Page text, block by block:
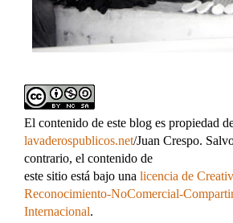
El contenido de este blog es propiedad
lavaderospublicos.net/Juan Crespo.
contrario, el contenido de
este sitio está bajo una licencia de
Reconocimiento-NoComercial-
Internacional.